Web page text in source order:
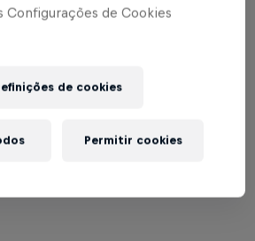
no 1º tempo em jogo
calor
Configurações de Cookies
de cookies
Permitir cookies